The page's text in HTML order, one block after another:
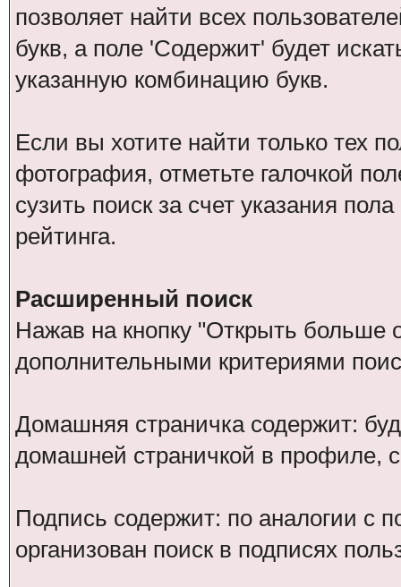
позволяет найти всех
букв, а поле 'Содержит' будет
указанную комбинацию букв.
Если вы хотите найти только тех
фотография, отметьте галочкой
сузить поиск за счет указания
рейтинга.
Расширенный поиск
Нажав на кнопку "Открыть больше
дополнительными критериями
Домашняя страничка содержит:
домашней страничкой в профиле,
Подпись содержит: по аналогии с
организован поиск в подписях